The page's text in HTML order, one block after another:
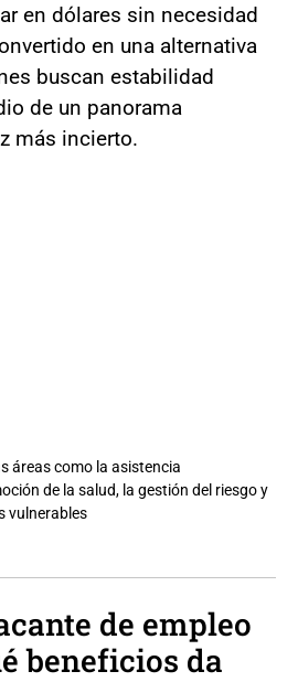
en dólares sin necesidad
en una alternativa
buscan estabilidad
de un panorama
más incierto.
áreas como la asistencia
de la salud, la gestión del riesgo y
vulnerables
de empleo
beneficios da